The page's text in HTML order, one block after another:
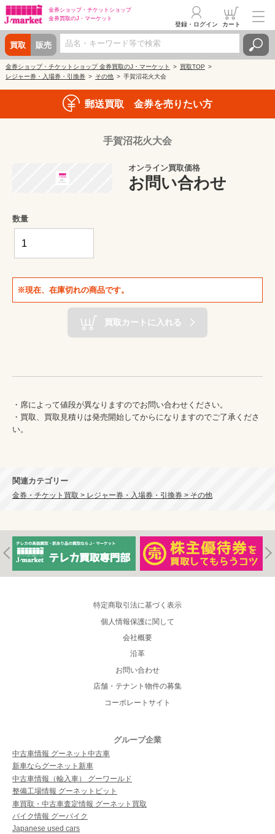
金券ショップ・ チケットショップ
金券買取のJ・マーケット
買取 販売
登録・ログイン カート
金券ショップ・チケットショップ 金券買取のJ・マーケット
買取TOP
レジャー券・入場券・引換券
その他 手賀沼花火大会
郵送買取 金券を売りたい方
手賀沼花火大会
オンライン買取価格
お問い合わせ
数量
※現在、在庫切れの商品です。
買取カートに入れる
・席によって値段が異なりますのでお問い合わせください。
・買取、買取見積りは発売開始してからになりますのでご了承くださ
い。
関連カテゴリー
金券・チケット買取 > レジャー券・入場券・引換券 > その他
特定商取引法に基づく表示
個人情報保護に関して
会社概要
沿革
お問い合わせ
店舗・テナント物件の募集
コーポレートサイト
グループ企業
中古車情報 グーネット中古車
新車ならグーネット新車
中古車情報（輸入車） グーワールド
整備工場情報 グーネットピット
車買取・中古車査定情報 グーネット買取
バイク情報 グーバイク
Japanese used cars